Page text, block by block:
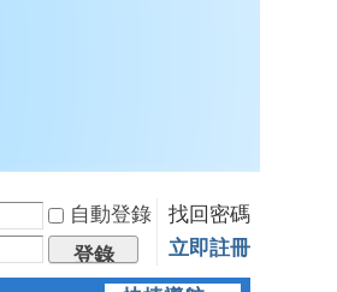
自動登錄
找回密碼
登錄 立即註冊